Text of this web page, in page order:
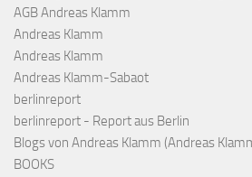
AGB Andreas Klamm
Andreas Klamm
Andreas Klamm
Andreas Klamm-Sabaot
berlinreport
berlinreport - Report aus Berlin
Blogs von Andreas Klamm (Andreas
BOOKS